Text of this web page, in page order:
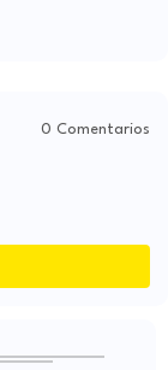
0 Comentarios